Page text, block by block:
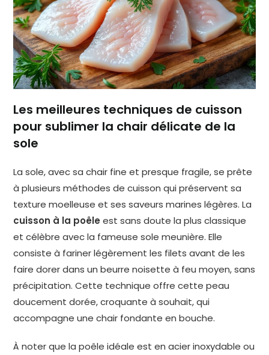
Les meilleures techniques de cuisson
pour sublimer la chair délicate de la
sole
La sole, avec sa chair fine et presque fragile, se prête
à plusieurs méthodes de cuisson qui préservent sa
texture moelleuse et ses saveurs marines légères. La
cuisson à la poêle est sans doute la plus classique
et célèbre avec la fameuse sole meunière. Elle
consiste à fariner légèrement les filets avant de les
faire dorer dans un beurre noisette à feu moyen, sans
précipitation. Cette technique offre cette peau
doucement dorée, croquante à souhait, qui
accompagne une chair fondante en bouche.
À noter que la poêle idéale est en acier inoxydable ou